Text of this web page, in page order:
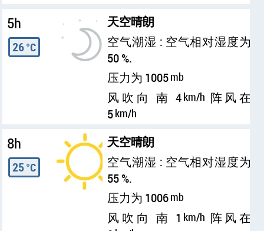
5h
26°C
天空晴朗
空气潮湿 : 空气相对湿度为
50 %.
压力为 1005mb
风吹向 南 4km/h 阵风在
5km/h
8h
25°C
天空晴朗
空气潮湿 : 空气相对湿度为
55 %.
压力为 1006mb
风吹向 南 1 km/h 阵风在